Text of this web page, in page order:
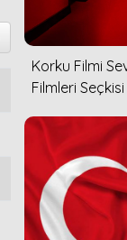
Korku Filmi
Filmleri Seçkisi